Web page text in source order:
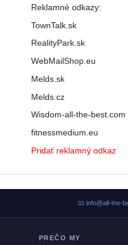
Reklamné odkazy:
TownTalk.sk
RealityPark.sk
WebMailShop.eu
Melds.sk
Melds.cz
Wisdom-all-the-best.com
fitnessmedium.eu
Pridať reklamný odkaz
📧 info@all-the-
PREČO MY